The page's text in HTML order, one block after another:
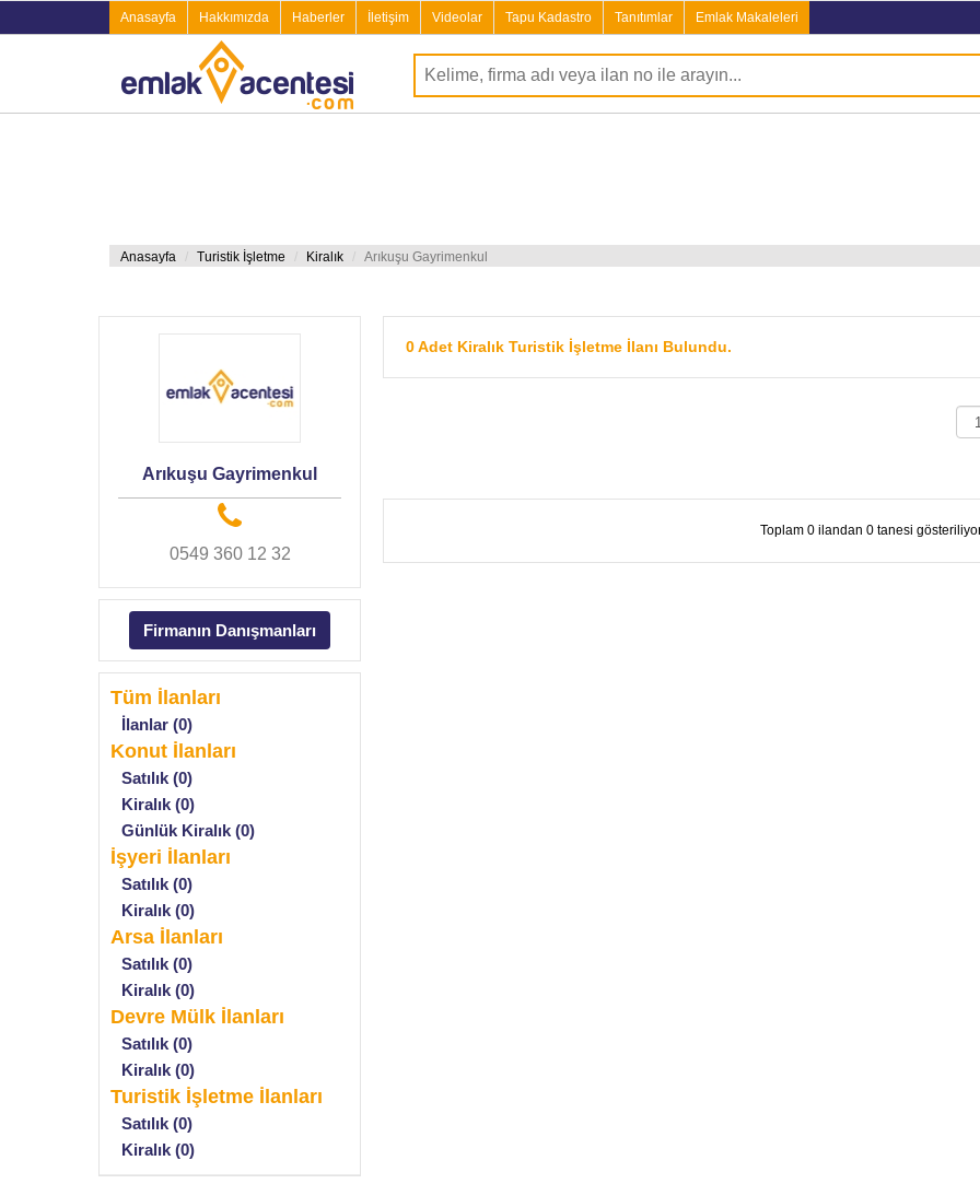
Anasayfa Hakkımızda Haberler İletişim Videolar Tapu Kadastro Tanıtımlar Emlak Makaleleri
Anasayfa Turistik İşletme Kiralık Arıkuşu Gayrimenkul
Arıkuşu Gayrimenkul
0549 360 12 32
Firmanın Danışmanları
Tüm İlanları
İlanlar (0)
Konut İlanları
Satılık (0)
Kiralık (0)
Günlük Kiralık (0)
İşyeri İlanları
Satılık (0)
Kiralık (0)
Arsa İlanları
Satılık (0)
Kiralık (0)
Devre Mülk İlanları
Satılık (0)
Kiralık (0)
Turistik İşletme İlanları
Satılık (0)
Kiralık (0)
0 Adet Kiralık Turistik İşletme İlanı Bulundu.
Toplam 0 ilandan 0 tanesi